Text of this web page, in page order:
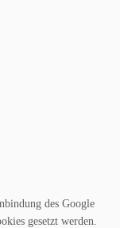
des Google
gesetzt werden.